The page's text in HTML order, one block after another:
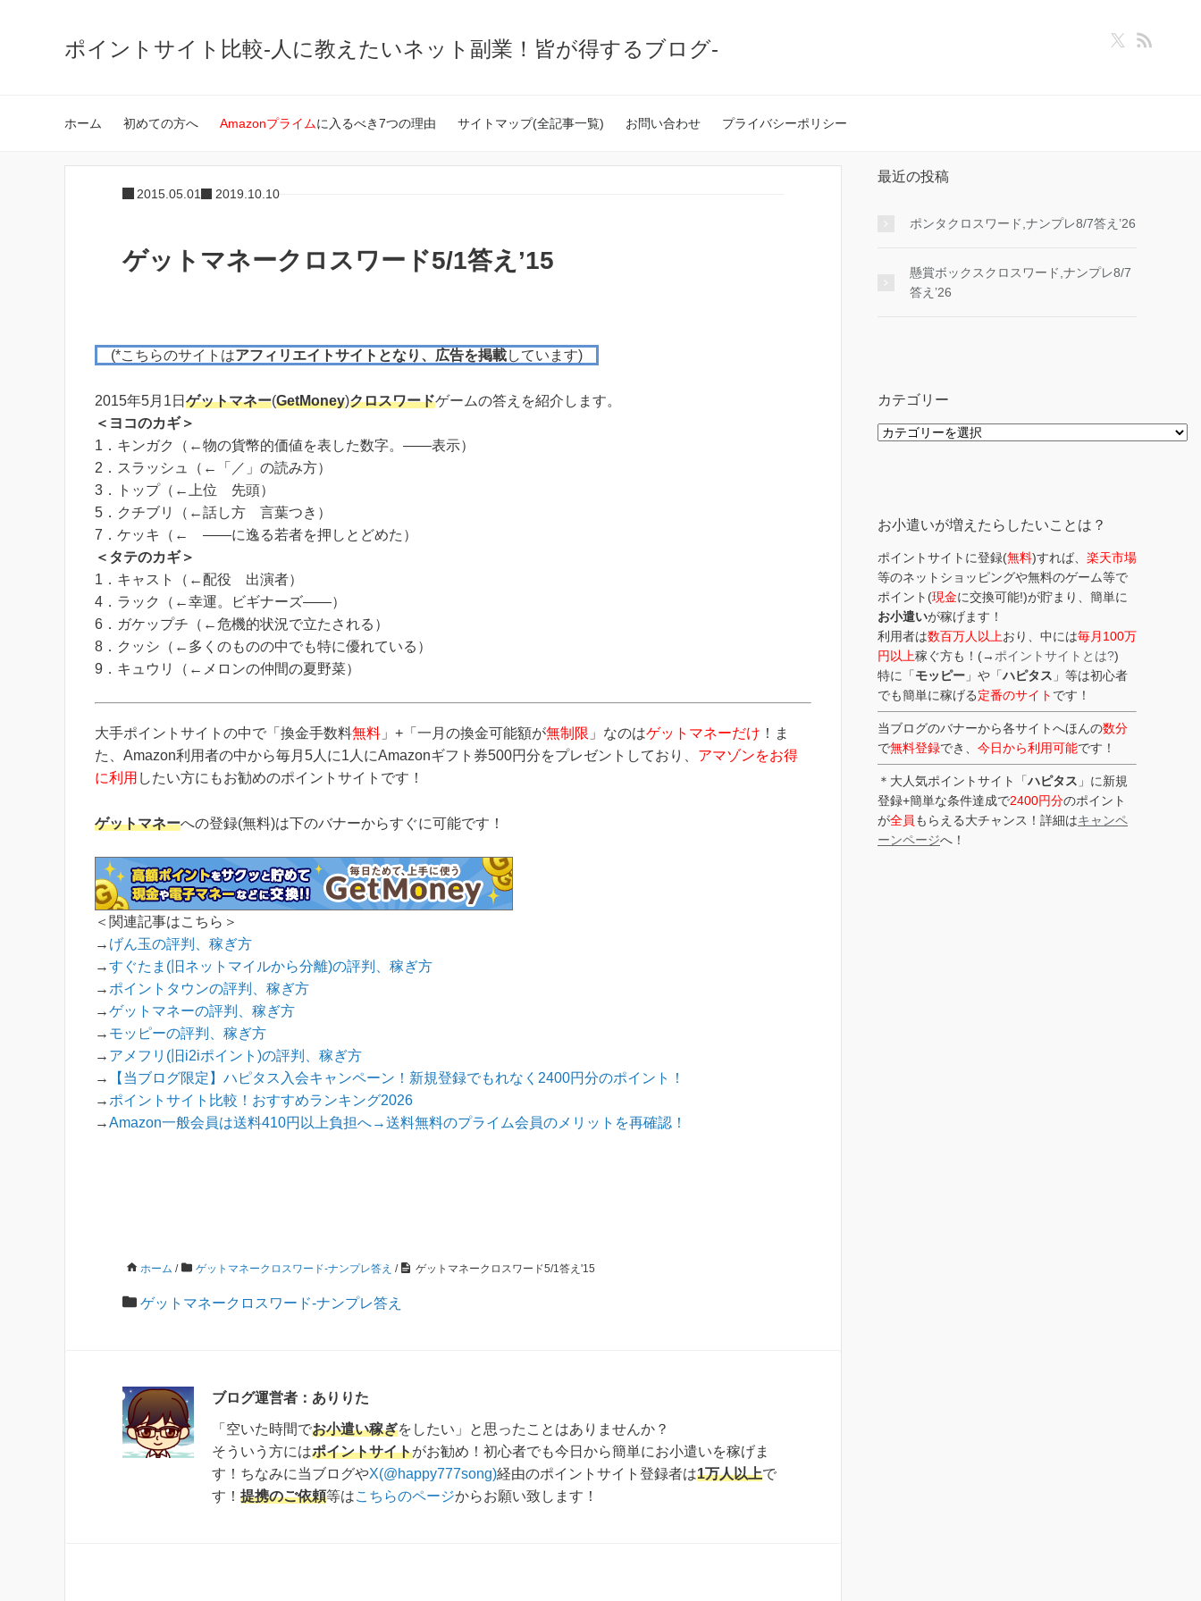
ポイントサイト比較-人に教えたいネット副業！皆が得するブログ-
ホーム 初めての方へ Amazonプライムに入るべき7つの理由 サイトマップ(全記事一覧) お問い合わせ プライバシーポリシー
2015.05.01 2019.10.10
ゲットマネークロスワード5/1答え’15
(*こちらのサイトはアフィリエイトサイトとなり、広告を掲載しています)
2015年5月1日 ゲットマネー(GetMoney)クロスワードゲームの答えを紹介します。
＜ヨコのカギ＞
1．キンガク（←物の貨幣的価値を表した数字。――表示）
2．スラッシュ（←「／」の読み方）
3．トップ（←上位 先頭）
5．クチブリ（←話し方 言葉つき）
7．ケッキ（← ――に逸る若者を押しとどめた）
＜タテのカギ＞
1．キャスト（←配役 出演者）
4．ラック（←幸運。ビギナーズ――）
6．ガケップチ（←危機的状況で立たされる）
8．クッシ（←多くのものの中でも特に優れている）
9．キュウリ（←メロンの仲間の夏野菜）
大手ポイントサイトの中で「換金手数料無料 」+「一月の換金可能額が無制限 」なのはゲットマネーだけ ！ま
た、Amazon利用者の中から毎月5人に1人にAmazonギフト券500円分をプレゼントしており、 アマゾンをお得
に利用 したい方にもお勧めのポイントサイトです！
ゲットマネーへの登録(無料)は下のバナーからすぐに可能です！
＜関連記事はこちら＞
→ げん玉の評判、稼ぎ方
→すぐたま(旧ネットマイルから分離)の評判、稼ぎ方
→ ポイントタウンの評判、稼ぎ方
→ゲットマネーの評判、稼ぎ方
→ モッピーの評判、稼ぎ方
→ アメフリ(旧i2iポイント)の評判、稼ぎ方
→
【当ブログ限定】ハピタス入会キャンペーン！新規登録でもれなく2400円分のポイント！
→ ポイントサイト比較！おすすめランキング2026
→Amazon一般会員は送料410円以上負担へ→送料無料のプライム会員のメリットを再確認！
ホーム / ゲットマネークロスワード-ナンプレ答え / ゲットマネークロスワード5/1答え'15
ゲットマネークロスワード-ナンプレ答え
ブログ運営者：ありりた
「空いた時間でお小遣い稼ぎをしたい」と思ったことはありませんか？
そういう方にはポイントサイトがお勧め！初心者でも今日から簡単にお小遣いを稼げま
す！ちなみに当ブログやX(@happy777song)経由のポイントサイト登録者は1万人以上で
す！ 提携のご依頼等はこちらのページからお願い致します！
最近の投稿
ポンタクロスワード,ナンプレ8/7答え’26
懸賞ボックスクロスワード,ナンプレ8/7
答え’26
カテゴリー
カ
お小遣いが増えたらしたいことは？
ポイントサイトに登録(無料)すれば、 楽天市場
等のネットショッピングや無料のゲーム等で
ポイント(現金に交換可能!)が貯まり、簡単に
お小遣いが稼げます！
利用者は数百万人以上おり、中には毎月100万
円以上稼ぐ方も！(→ ポイントサイトとは?)
特に「モッピー 」や「ハピタス 」等は初心者
でも簡単に稼げる定番のサイト です！
当ブログのバナーから各サイトへほんの数分
で無料登録でき、 今日から利用可能です！
＊大人気ポイントサイト「ハピタス 」に新規
登録+簡単な条件達成で2400円分のポイント
が全員 もらえる大チャンス！詳細はキャンペ
ーンページへ！